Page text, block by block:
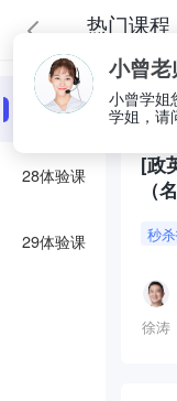
热门课程
27体验课
28体验课
29体验课
全部
[政
（
秒
徐涛
小曾老
小曾学姐
学姐，请